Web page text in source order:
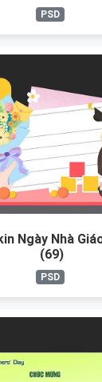
PSD
Ngày Nhà
(69)
PSD